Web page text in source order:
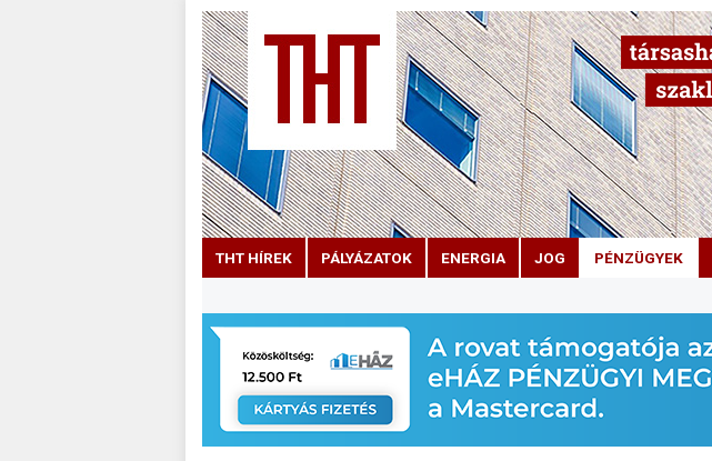
THT HÍREK PÁLYÁZATOK ENERGIA JOG PÉNZÜGYEK